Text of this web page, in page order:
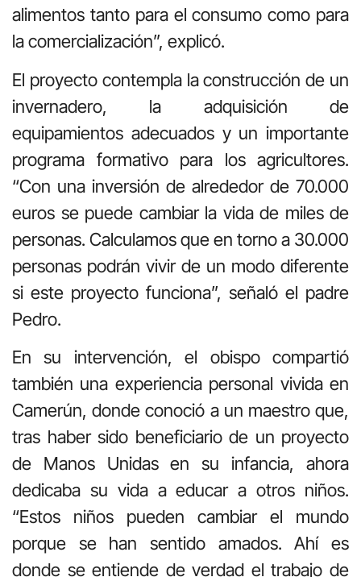
alimentos tanto para el consumo como para
la comercialización”, explicó.
El proyecto contempla la construcción de un
invernadero, la adquisición de
equipamientos adecuados y un importante
programa formativo para los agricultores.
“Con una inversión de alrededor de 70.000
euros se puede cambiar la vida de miles de
personas. Calculamos que en torno a 30.000
personas podrán vivir de un modo diferente
si este proyecto funciona”, señaló el padre
Pedro.
En su intervención, el obispo compartió
también una experiencia personal vivida en
Camerún, donde conoció a un maestro que,
tras haber sido beneficiario de un proyecto
de Manos Unidas en su infancia, ahora
dedicaba su vida a educar a otros niños.
“Estos niños pueden cambiar el mundo
porque se han sentido amados. Ahí es
donde se entiende de verdad el trabajo de